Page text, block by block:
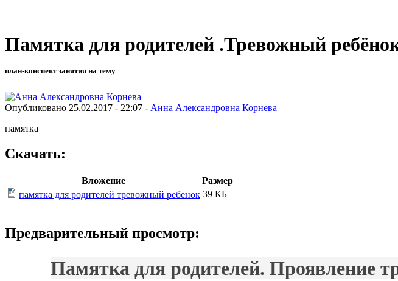
Памятка для родителей .Тревожный
план-конспект занятия на тему
Опубликовано 25.02.2017 - 22:07 - Анна Александровна Корнева
памятка
Скачать:
Вложение
Размер
памятка для родителей тревожный ребенок 39 КБ
Предварительный просмотр:
Памятка для родителей. Проявление